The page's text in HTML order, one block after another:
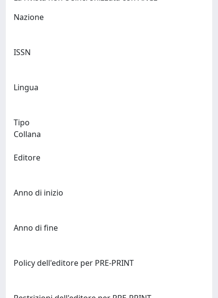
Nazione
ISSN
Lingua
Tipo
Collana
Editore
Anno di inizio
Anno di fine
Policy dell'editore per PRE-PRINT